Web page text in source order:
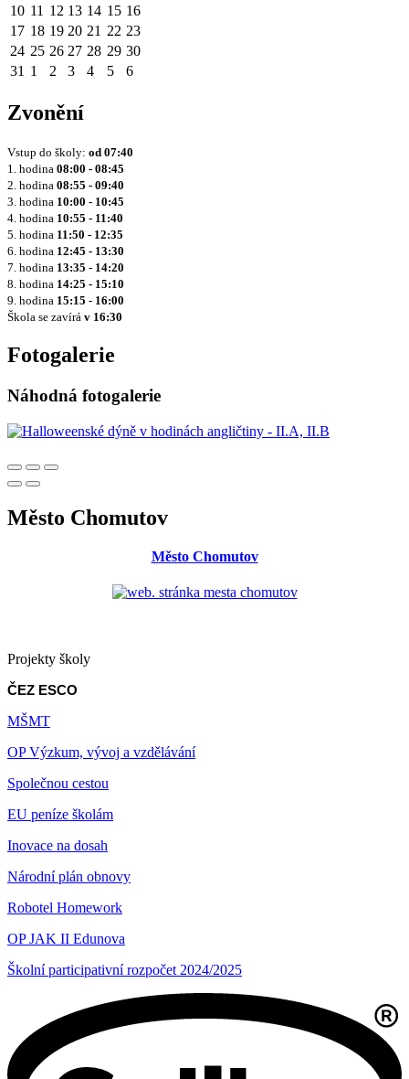
10 11 12 13 14 15 16
17 18 19 20 21 22 23
24 25 26 27 28 29 30
31 1 2 3 4 5 6
Zvonění
Vstup do školy: od 07:40
1. hodina 08:00 - 08:45
2. hodina 08:55 - 09:40
3. hodina 10:00 - 10:45
4. hodina 10:55 - 11:40
5. hodina 11:50 - 12:35
6. hodina 12:45 - 13:30
7. hodina 13:35 - 14:20
8. hodina 14:25 - 15:10
9. hodina 15:15 - 16:00
Škola se zavírá v 16:30
Fotogalerie
Náhodná fotogalerie
Město Chomutov
Město Chomutov
Projekty školy
ČEZ ESCO
MŠMT
OP Výzkum, vývoj a vzdělávání
Společnou cestou
EU peníze školám
Inovace na dosah
Národní plán obnovy
Robotel Homework
OP JAK II Edunova
Školní participativní rozpočet 2024/2025